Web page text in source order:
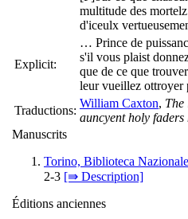
multitude des
d'iceulx
Explicit:
… Prince de
s'il vous plaist
que de ce que
leur vueillez ottroyer
Traductions:
William Caxton, The
auncyent holy faders
Manuscrits
Torino, Biblioteca
2-3 [⇛ Description]
Éditions anciennes